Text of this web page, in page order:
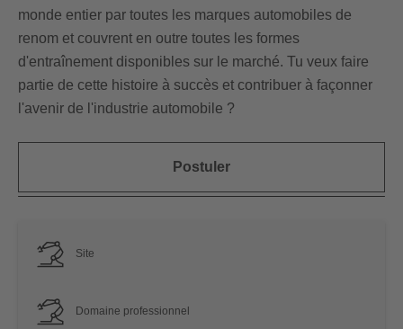
monde entier par toutes les marques automobiles de
renom et couvrent en outre toutes les formes
d'entraînement disponibles sur le marché. Tu veux faire
partie de cette histoire à succès et contribuer à façonner
l'avenir de l'industrie automobile ?
Postuler
Site
Domaine professionnel